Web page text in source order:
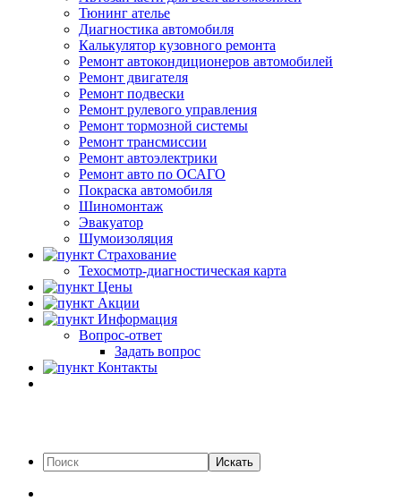
Тюнинг ателье
Диагностика автомобиля
Калькулятор кузовного ремонта
Ремонт автокондиционеров автомобилей
Ремонт двигателя
Ремонт подвески
Ремонт рулевого управления
Ремонт тормозной системы
Ремонт трансмиссии
Ремонт автоэлектрики
Ремонт авто по ОСАГО
Покраска автомобиля
Шиномонтаж
Эвакуатор
Шумоизоляция
Страхование
Техосмотр-диагностическая карта
Цены
Акции
Информация
Вопрос-ответ
Задать вопрос
Контакты
Искать